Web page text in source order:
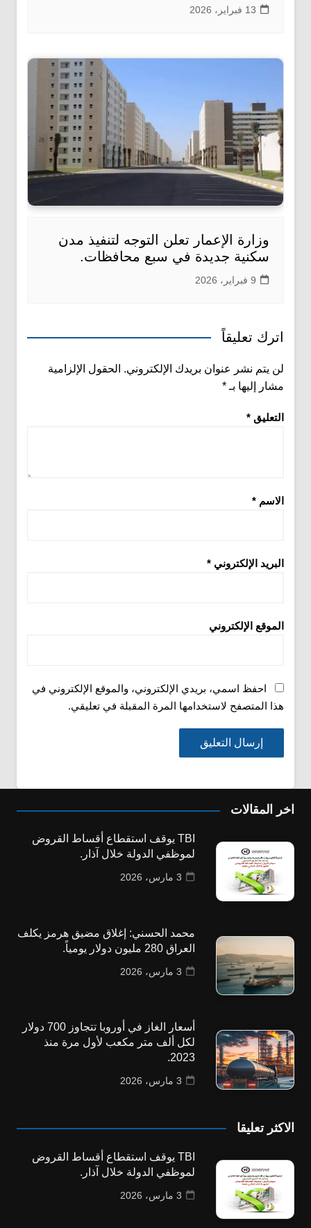
13 فبراير، 2026
وزارة الإعمار تعلن التوجه لتنفيذ مدن
سكنية جديدة في سبع محافظات.
9 فبراير، 2026
اترك تعليقاً
لن يتم نشر عنوان بريدك الإلكتروني. الحقول الإلزامية
مشار إليها بـ*
التعليق *
الاسم *
البريد الإلكتروني *
الموقع الإلكتروني
احفظ اسمي، بريدي الإلكتروني، والموقع الإلكتروني في
هذا المتصفح لاستخدامها المرة المقبلة في تعليقي.
اخر المقالات
TBI يوقف استقطاع أقساط القروض
لموظفي الدولة خلال آذار.
3 مارس، 2026
محمد الحسني: إغلاق مضيق هرمز يكلف
العراق 280 مليون دولار يومياً.
3 مارس، 2026
أسعار الغاز في أوروبا تتجاوز 700 دولار
لكل ألف متر مكعب لأول مرة منذ
2023.
3 مارس، 2026
الاكثر تعليقا
TBI يوقف استقطاع أقساط القروض
لموظفي الدولة خلال آذار.
3 مارس، 2026